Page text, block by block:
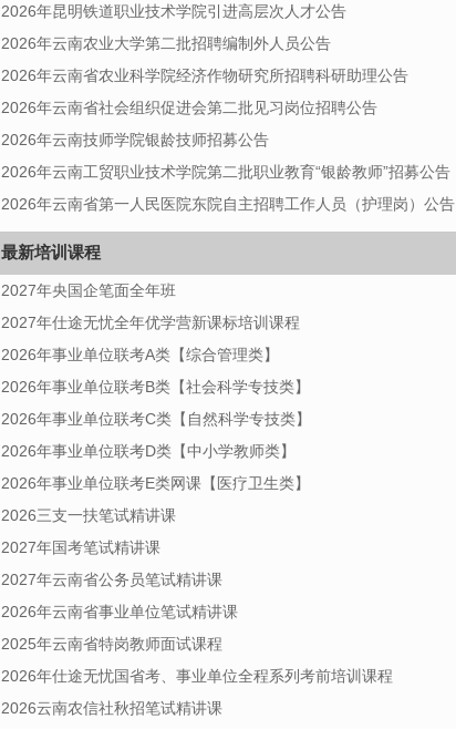
2026年昆明铁道职业技术学院引进高层次人才公告
2026年云南农业大学第二批招聘编制外人员公告
2026年云南省农业科学院经济作物研究所招聘科研助理公告
2026年云南省社会组织促进会第二批见习岗位招聘公告
2026年云南技师学院银龄技师招募公告
2026年云南工贸职业技术学院第二批职业教育“银龄教师”招募公告
2026年云南省第一人民医院东院自主招聘工作人员（护理岗）公告
最新培训课程
2027年央国企笔面全年班
2027年仕途无忧全年优学营新课标培训课程
2026年事业单位联考A类【综合管理类】
2026年事业单位联考B类【社会科学专技类】
2026年事业单位联考C类【自然科学专技类】
2026年事业单位联考D类【中小学教师类】
2026年事业单位联考E类网课【医疗卫生类】
2026三支一扶笔试精讲课
2027年国考笔试精讲课
2027年云南省公务员笔试精讲课
2026年云南省事业单位笔试精讲课
2025年云南省特岗教师面试课程
2026年仕途无忧国省考、事业单位全程系列考前培训课程
2026云南农信社秋招笔试精讲课